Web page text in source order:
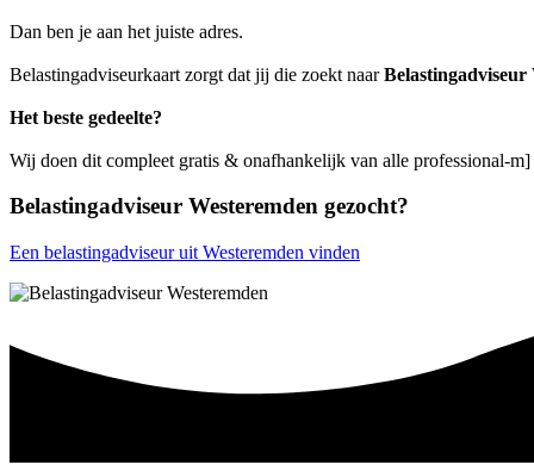
Dan ben je aan het juiste adres.
Belastingadviseurkaart zorgt dat jij die zoekt naarBelastingadviseur
Het beste gedeelte?
Wij doen dit compleet gratis & onafhankelijk van alle professional-m]
Belastingadviseur Westeremden gezocht?
Een belastingadviseur uit Westeremden vinden